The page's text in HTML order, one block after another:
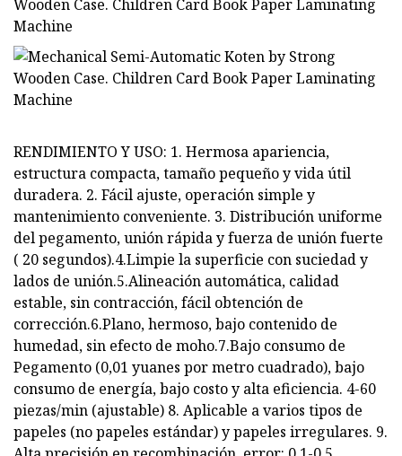
RENDIMIENTO Y USO: 1. Hermosa apariencia,
estructura compacta, tamaño pequeño y vida útil
duradera. 2. Fácil ajuste, operación simple y
mantenimiento conveniente. 3. Distribución uniforme
del pegamento, unión rápida y fuerza de unión fuerte
( 20 segundos).4.Limpie la superficie con suciedad y
lados de unión.5.Alineación automática, calidad
estable, sin contracción, fácil obtención de
corrección.6.Plano, hermoso, bajo contenido de
humedad, sin efecto de moho.7.Bajo consumo de
Pegamento (0,01 yuanes por metro cuadrado), bajo
consumo de energía, bajo costo y alta eficiencia. 4-60
piezas/min (ajustable) 8. Aplicable a varios tipos de
papeles (no papeles estándar) y papeles irregulares. 9.